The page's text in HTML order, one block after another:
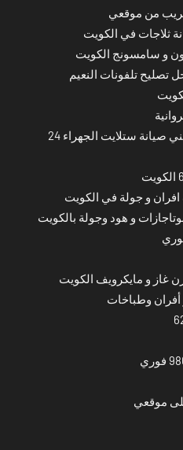
من موقعي
ثلاجات في الكويت
و سامسونج الكويت
تصليح تلفونات النعيم
فني تصليح ستلايت الجهراء فني صيانة ستلايت الجهراء 24
و جولة في الكويت
و هود وجولة بالكويت
غاز و مايكرويف الكويت
وطباخات
موقعي